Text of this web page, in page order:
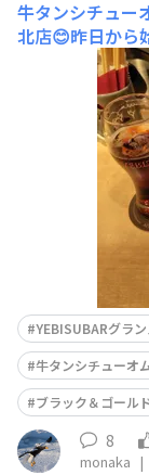
牛タンシチュー
北店😊昨日から
ューオムライ
オムライスと
ゴールドなどと
YEBISUBARグラ
牛タンシチューオ
ブラック＆ゴール
8
monaka |